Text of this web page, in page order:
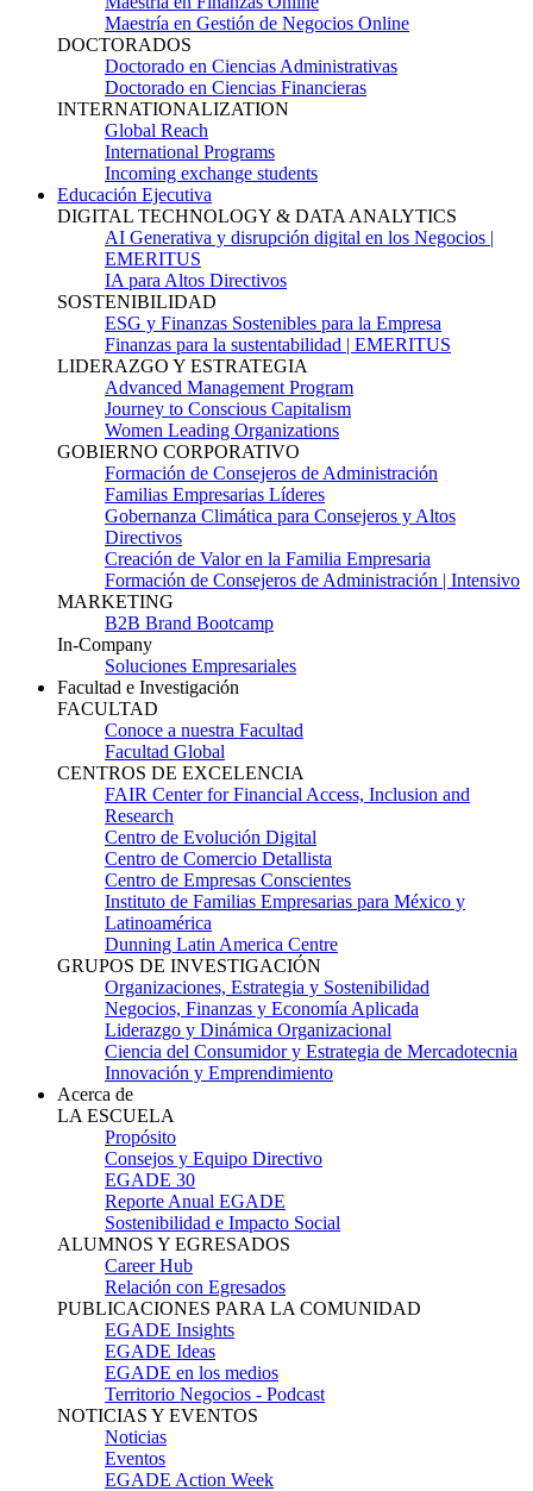
Maestría en Gestión de Negocios Online
DOCTORADOS
Doctorado en Ciencias Administrativas
Doctorado en Ciencias Financieras
INTERNATIONALIZATION
Global Reach
International Programs
Incoming exchange students
Educación Ejecutiva
DIGITAL TECHNOLOGY & DATA ANALYTICS
AI Generativa y disrupción digital en los Negocios |
EMERITUS
IA para Altos Directivos
SOSTENIBILIDAD
ESG y Finanzas Sostenibles para la Empresa
Finanzas para la sustentabilidad | EMERITUS
LIDERAZGO Y ESTRATEGIA
Advanced Management Program
Journey to Conscious Capitalism
Women Leading Organizations
GOBIERNO CORPORATIVO
Formación de Consejeros de Administración
Familias Empresarias Líderes
Gobernanza Climática para Consejeros y Altos
Directivos
Creación de Valor en la Familia Empresaria
Formación de Consejeros de Administración | Intensivo
MARKETING
B2B Brand Bootcamp
In-Company
Soluciones Empresariales
Facultad e Investigación
FACULTAD
Conoce a nuestra Facultad
Facultad Global
CENTROS DE EXCELENCIA
FAIR Center for Financial Access, Inclusion and
Research
Centro de Evolución Digital
Centro de Comercio Detallista
Centro de Empresas Conscientes
Instituto de Familias Empresarias para México y
Latinoamérica
Dunning Latin America Centre
GRUPOS DE INVESTIGACIÓN
Organizaciones, Estrategia y Sostenibilidad
Negocios, Finanzas y Economía Aplicada
Liderazgo y Dinámica Organizacional
Ciencia del Consumidor y Estrategia de Mercadotecnia
Innovación y Emprendimiento
Acerca de
LA ESCUELA
Propósito
Consejos y Equipo Directivo
EGADE 30
Reporte Anual EGADE
Sostenibilidad e Impacto Social
ALUMNOS Y EGRESADOS
Career Hub
Relación con Egresados
PUBLICACIONES PARA LA COMUNIDAD
EGADE Insights
EGADE Ideas
EGADE en los medios
Territorio Negocios - Podcast
NOTICIAS Y EVENTOS
Noticias
Eventos
EGADE Action Week